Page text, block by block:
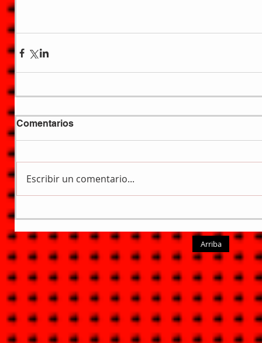
Comentarios
Escribir un comentario...
Arriba